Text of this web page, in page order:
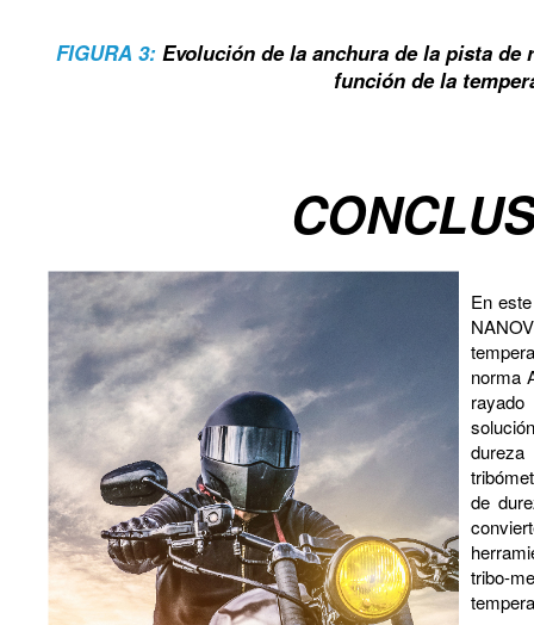
FIGURA 3:Evolución de la anchura de la pista de
función de la
En
norma
de
tribo-